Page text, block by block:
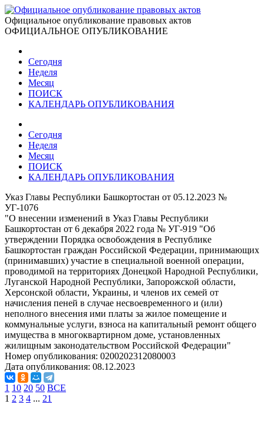
Официальное опубликование правовых актов
ОФИЦИАЛЬНОЕ ОПУБЛИКОВАНИЕ
Сегодня
Неделя
Месяц
ПОИСК
КАЛЕНДАРЬ ОПУБЛИКОВАНИЯ
Сегодня
Неделя
Месяц
ПОИСК
КАЛЕНДАРЬ ОПУБЛИКОВАНИЯ
Указ Главы Республики Башкортостан от 05.12.2023 №
УГ-1076
"О внесении изменений в Указ Главы Республики
Башкортостан от 6 декабря 2022 года № УГ-919 "Об
утверждении Порядка освобождения в Республике
Башкортостан граждан Российской Федерации, принимающих
(принимавших) участие в специальной военной операции,
проводимой на территориях Донецкой Народной Республики,
Луганской Народной Республики, Запорожской области,
Херсонской области, Украины, и членов их семей от
начисления пеней в случае несвоевременного и (или)
неполного внесения ими платы за жилое помещение и
коммунальные услуги, взноса на капитальный ремонт общего
имущества в многоквартирном доме, установленных
жилищным законодательством Российской Федерации"
Номер опубликования: 0200202312080003
Дата опубликования: 08.12.2023
1 10 20 50 ВСЕ
1 2 3 4 ... 21